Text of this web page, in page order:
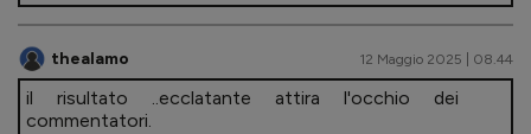
thealamo 12 Maggio 2025 | 08.44
il risultato ..ecclatante attira l'occhio dei
commentatori.